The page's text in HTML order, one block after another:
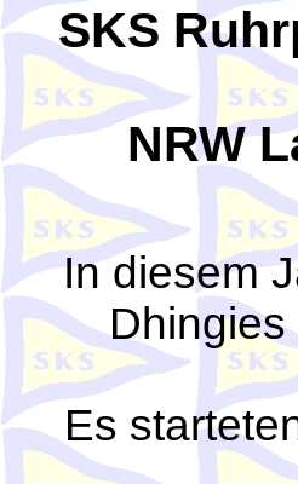
SKS
NRW
In diesem
Es